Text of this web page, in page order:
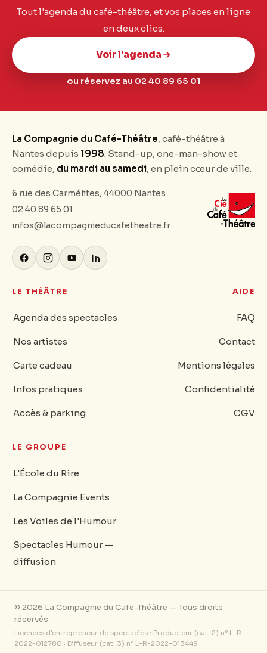
Tout l'agenda du café-théâtre, et vos places en ligne
en deux clics.
Voir l'agenda
ou réservez au 02 40 89 65 01
La Compagnie du Café-Théâtre, café-théâtre à
Nantes depuis 1998. Stand-up, one-man-show et
comédie, du mardi au samedi, en plein cœur de ville.
6 rue des Carmélites, 44000 Nantes
02 40 89 65 01
infos@lacompagnieducafetheatre.fr
LE THÉÂTRE
Agenda des spectacles
Nos artistes
Carte cadeau
Infos pratiques
Accès & parking
AIDE
FAQ
Contact
Mentions légales
Confidentialité
CGV
LE GROUPE
L'École du Rire
La Compagnie Events
Les Voiles de l'Humour
Spectacles Humour —
diffusion
© 2026 La Compagnie du Café-Théâtre — Tous droits
réservés
Licences d'entrepreneur de spectacles : Producteur (cat. 2) n° L-R-
2022-012780 · Diffuseur (cat. 3) n° L-R-2022-013449